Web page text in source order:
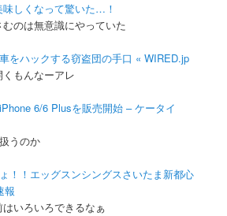
しくなって驚いた…！
のは無意識にやっていた
をハックする窃盗団の手口 « WIRED.jp
もんなーアレ
6/6 Plusを販売開始 – ケータイ
うのか
！！エッグスンシングスさいたま新都心
報
いろいろできるなぁ